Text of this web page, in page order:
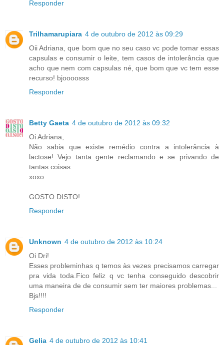
Responder
Trilhamarupiara 4 de outubro de 2012 às 09:29
Oii Adriana, que bom que no seu caso vc pode tomar essas
capsulas e consumir o leite, tem casos de intolerância que
acho que nem com capsulas né, que bom que vc tem esse
recurso! bjoooosss
Responder
Betty Gaeta 4 de outubro de 2012 às 09:32
Oi Adriana,
Não sabia que existe remédio contra a intolerância à
lactose! Vejo tanta gente reclamando e se privando de
tantas coisas.
xoxo
GOSTO DISTO!
Responder
Unknown 4 de outubro de 2012 às 10:24
Oi Dri!
Esses probleminhas q temos às vezes precisamos carregar
pra vida toda.Fico feliz q vc tenha conseguido descobrir
uma maneira de de consumir sem ter maiores problemas...
Bjs!!!!
Responder
Gelia 4 de outubro de 2012 às 10:41